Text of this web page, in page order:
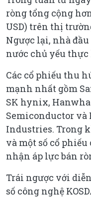
ròng tổng cộng
USD) trên thị
Ngược lại, nhà
nước chủ yếu
Các cổ phiếu thu
mạnh nhất gồm
SK hynix,
Semiconductor và
Industries. Trong
và một số cổ
nhận áp lực bán
Trái ngược với
số công nghệ